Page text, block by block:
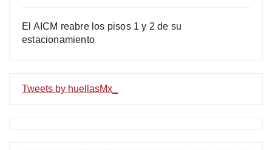
El AICM reabre los pisos 1 y 2 de su
estacionamiento
Tweets by huellasMx_